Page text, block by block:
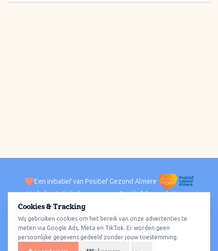
Een initiatief van Positief Gezond Almere
VerhalenActiviteiten Positief Gezond Almere
ACTIVITEITEN PER WIJK
Alle wijkenAlmere HavenAlmere StadAlmere BuitenAlmere Poort
Almere HoutAlmere OosterwoldWat te doen
Cookies & Tracking
Wij gebruiken cookies om het bereik van onze advertenties te
meten via Google Ads, Meta en TikTok. Er worden geen
persoonlijke gegevens gedeeld zonder jouw toestemming.